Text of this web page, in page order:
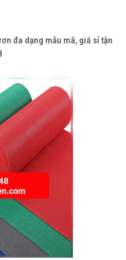
đa dạng mẫu mã, giá sỉ tận